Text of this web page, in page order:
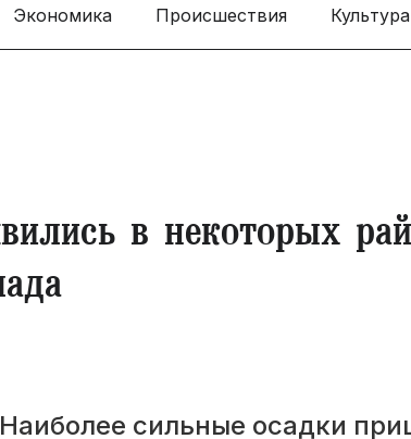
Экономика Происшествия Культура
в некоторых
Наиболее сильные осадки